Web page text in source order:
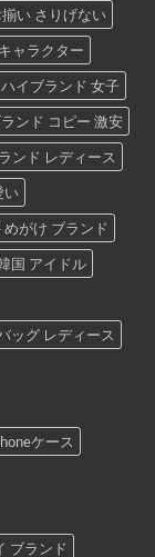
い さりげない
ャラクター
イブランド 女子
ンド コピー 激安
ンド レディース
い
めがけ ブランド
国 アイドル
ッグ レディース
ケース
ブランド